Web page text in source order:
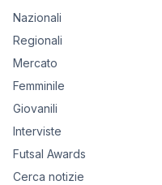
Nazionali
Regionali
Mercato
Femminile
Giovanili
Interviste
Futsal Awards
Cerca notizie